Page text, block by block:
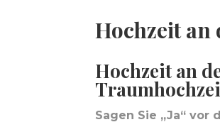
Hochzeit
Hochzeit an
Sagen Sie „Ja“